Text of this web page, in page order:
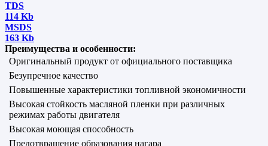
TDS
114 Kb
MSDS
163 Kb
Преимущества и особенности:
Оригинальный продукт от официального поставщика
Безупречное качество
Повышенные характеристики топливной экономичности
Высокая стойкость масляной пленки при различных
режимах работы двигателя
Высокая моющая способность
Предотвращение образования нагара